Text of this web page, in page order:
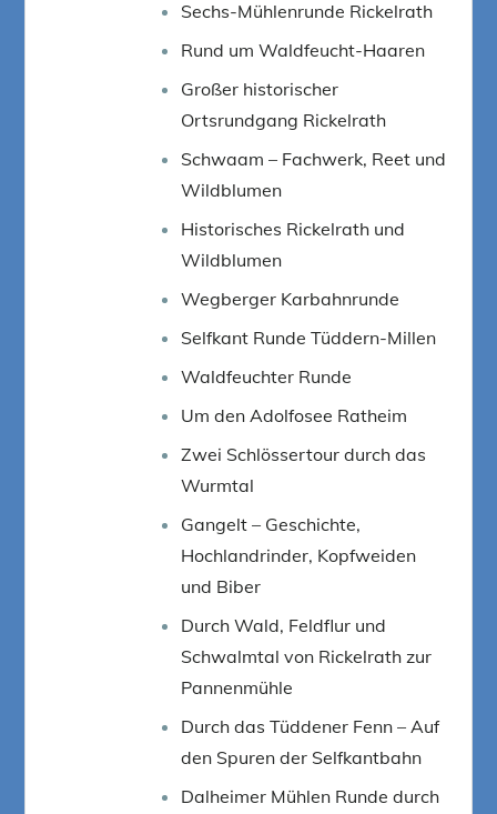
Sechs-Mühlenrunde Rickelrath
Rund um Waldfeucht-Haaren
Großer historischer
Ortsrundgang Rickelrath
Schwaam – Fachwerk, Reet und
Wildblumen
Historisches Rickelrath und
Wildblumen
Wegberger Karbahnrunde
Selfkant Runde Tüddern-Millen
Waldfeuchter Runde
Um den Adolfosee Ratheim
Zwei Schlössertour durch das
Wurmtal
Gangelt – Geschichte,
Hochlandrinder, Kopfweiden
und Biber
Durch Wald, Feldflur und
Schwalmtal von Rickelrath zur
Pannenmühle
Durch das Tüddener Fenn – Auf
den Spuren der Selfkantbahn
Dalheimer Mühlen Runde durch